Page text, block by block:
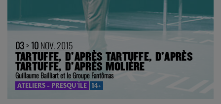
03>10NOV. 2015
TARTUFFE, D’APRÈS TARTUFFE, D’APRÈS
TARTUFFE, D’APRÈS MOLIÈRE
Guillaume Bailliart et le Groupe Fantômas
ATELIERS - PRESQU'ÎLE 14+